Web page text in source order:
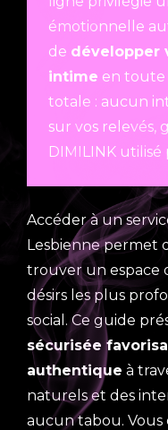
émotionnelle
de développer
intime en toute
totale : aucun
sur vos relevés,
DIMILINK
Accéder à un
Lesbienne permet
trouver un espace
désirs les plus
social. Ce guide
sécurisée
authentique à
naturels et des
aucun tabou.